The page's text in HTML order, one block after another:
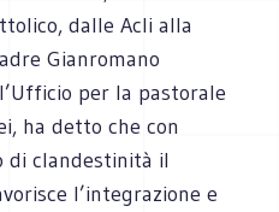
dalle Acli alla
Gianromano
per la pastorale
ha detto che con
di clandestinità il
l’integrazione e